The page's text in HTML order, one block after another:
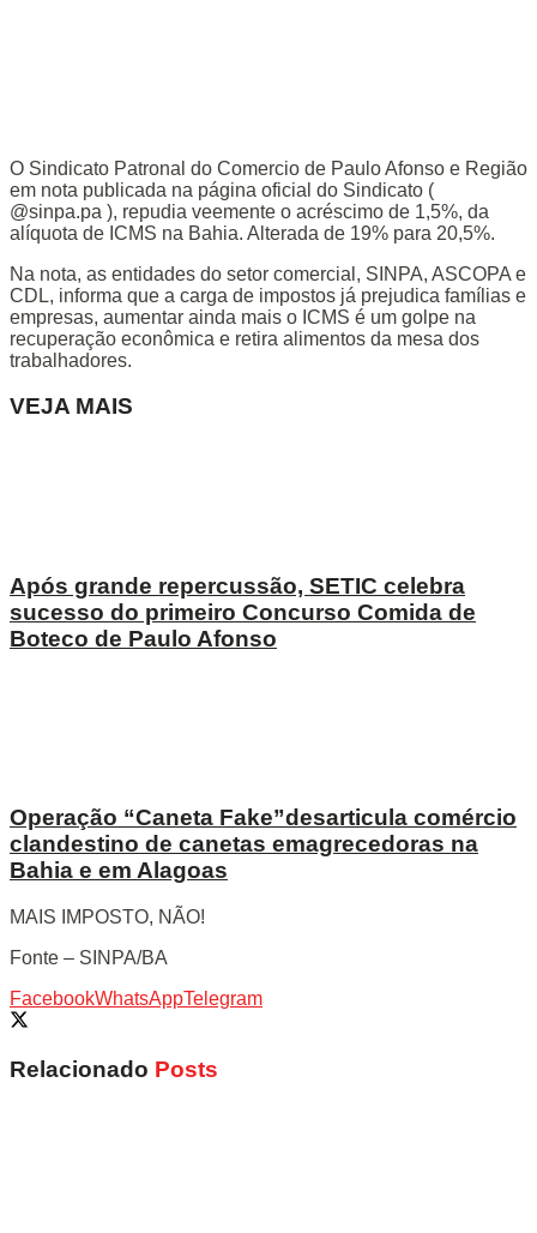
O Sindicato Patronal do Comercio de Paulo Afonso e Região
em nota publicada na página oficial do Sindicato (
@sinpa.pa ), repudia veemente o acréscimo de 1,5%, da
alíquota de ICMS na Bahia. Alterada de 19% para 20,5%.
Na nota, as entidades do setor comercial, SINPA, ASCOPA e
CDL, informa que a carga de impostos já prejudica famílias e
empresas, aumentar ainda mais o ICMS é um golpe na
recuperação econômica e retira alimentos da mesa dos
trabalhadores.
VEJA MAIS
Após grande repercussão, SETIC celebra
sucesso do primeiro Concurso Comida de
Boteco de Paulo Afonso
Operação “Caneta Fake”desarticula comércio
clandestino de canetas emagrecedoras na
Bahia e em Alagoas
MAIS IMPOSTO, NÃO!
Fonte – SINPA/BA
FacebookWhatsAppTelegram
Relacionado Posts